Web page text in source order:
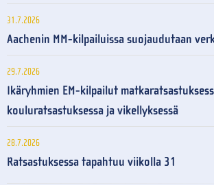
31.7.2026
Aachenin MM-kilpailuissa suojaudutaan
29.7.2026
Ikäryhmien EM-kilpailut
kouluratsastuksessa ja vikellyksessä
28.7.2026
Ratsastuksessa tapahtuu viikolla 31